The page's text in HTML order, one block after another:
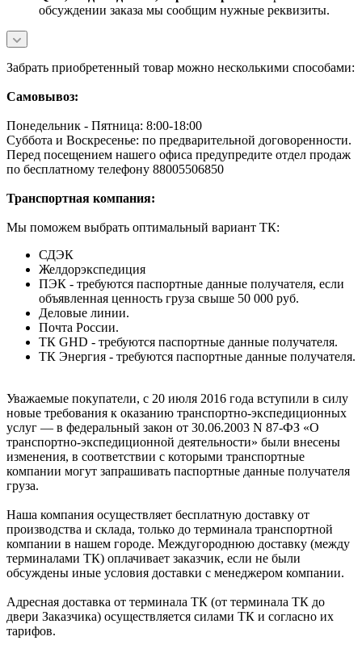
обсуждении заказа мы сообщим нужные реквизиты.
Забрать приобретенный товар можно несколькими способами:
Самовывоз:
Понедельник - Пятница: 8:00-18:00
Суббота и Воскресенье: по предварительной договоренности.
Перед посещением нашего офиса предупредите отдел продаж
по бесплатному телефону 88005506850
Транспортная компания:
Мы поможем выбрать оптимальный вариант ТК:
СДЭК
Желдорэкспедиция
ПЭК - требуются паспортные данные получателя, если
объявленная ценность груза свыше 50 000 руб.
Деловые линии.
Почта России.
ТК GHD - требуются паспортные данные получателя.
ТК Энергия - требуются паспортные данные получателя.
Уважаемые покупатели, с 20 июля 2016 года вступили в силу
новые требования к оказанию транспортно-экспедиционных
услуг — в федеральный закон от 30.06.2003 N 87-ФЗ «О
транспортно-экспедиционной деятельности» были внесены
изменения, в соответствии с которыми транспортные
компании могут запрашивать паспортные данные получателя
груза.
Наша компания осуществляет бесплатную доставку от
производства и склада, только до терминала транспортной
компании в нашем городе. Междугороднюю доставку (между
терминалами ТК) оплачивает заказчик, если не были
обсуждены иные условия доставки с менеджером компании.
Адресная доставка от терминала ТК (от терминала ТК до
двери Заказчика) осуществляется силами ТК и согласно их
тарифов.